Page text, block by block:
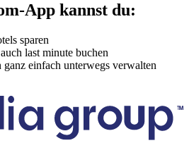
App kannst du:
sparen
last minute buchen
einfach unterwegs verwalten